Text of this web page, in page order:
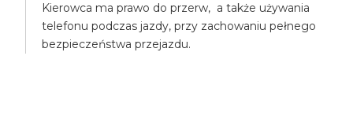
Kierowca ma prawo do przerw, a także używania
telefonu podczas jazdy, przy zachowaniu pełnego
bezpieczeństwa przejazdu.